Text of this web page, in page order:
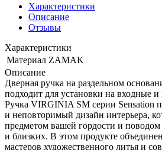
Характеристики
Описание
Отзывы
Характеристики
Материал ZAMAK
Описание
Дверная ручка на раздельном
подходит для установки на входные
Ручка VIRGINIA SM серии Sensation
и неповторимый дизайн интерьера,
предметом вашей гордости и
и близких. В этом продукте
мастеров художественного литья и